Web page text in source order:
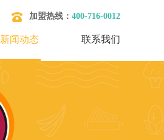
加盟热线： 400-716-0012
新闻动态 联系我们